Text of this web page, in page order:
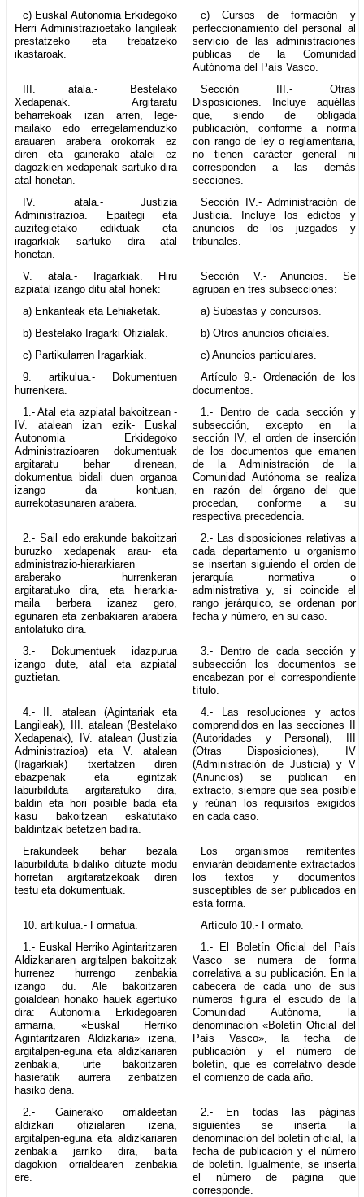
c) Euskal Autonomia Erkidegoko
Herri Administrazioetako langileak
prestatzeko eta trebatzeko
ikastaroak.
c) Cursos de formación y
perfeccionamiento del personal al
servicio de las administraciones
públicas de la Comunidad
Autónoma del País Vasco.
III. atala.- Bestelako
Xedapenak. Argitaratu
beharrekoak izan arren, lege-
mailako edo erregelamenduzko
arauaren arabera orokorrak ez
diren eta gainerako atalei ez
dagozkien xedapenak sartuko dira
atal honetan.
Sección III.- Otras
Disposiciones. Incluye aquéllas
que, siendo de obligada
publicación, conforme a norma
con rango de ley o reglamentaria,
no tienen carácter general ni
corresponden a las demás
secciones.
IV. atala.- Justizia
Administrazioa. Epaitegi eta
auzitegietako ediktuak eta
iragarkiak sartuko dira atal
honetan.
Sección IV.- Administración de
Justicia. Incluye los edictos y
anuncios de los juzgados y
tribunales.
V. atala.- Iragarkiak. Hiru
azpiatal izango ditu atal honek:
Sección V.- Anuncios. Se
agrupan en tres subsecciones:
a) Enkanteak eta Lehiaketak.
a) Subastas y concursos.
b) Bestelako Iragarki Ofizialak.
b) Otros anuncios oficiales.
c) Partikularren Iragarkiak.
c) Anuncios particulares.
9. artikulua.- Dokumentuen
hurrenkera.
Artículo 9.- Ordenación de los
documentos.
1.- Atal eta azpiatal bakoitzean -
IV. atalean izan ezik- Euskal
Autonomia Erkidegoko
Administrazioaren dokumentuak
argitaratu behar direnean,
dokumentua bidali duen organoa
izango da kontuan,
aurrekotasunaren arabera.
1.- Dentro de cada sección y
subsección, excepto en la
sección IV, el orden de inserción
de los documentos que emanen
de la Administración de la
Comunidad Autónoma se realiza
en razón del órgano del que
procedan, conforme a su
respectiva precedencia.
2.- Sail edo erakunde bakoitzari
buruzko xedapenak arau- eta
administrazio-hierarkiaren
araberako hurrenkeran
argitaratuko dira, eta hierarkia-
maila berbera izanez gero,
egunaren eta zenbakiaren arabera
antolatuko dira.
2.- Las disposiciones relativas a
cada departamento u organismo
se insertan siguiendo el orden de
jerarquía normativa o
administrativa y, si coincide el
rango jerárquico, se ordenan por
fecha y número, en su caso.
3.- Dokumentuek idazpurua
izango dute, atal eta azpiatal
guztietan.
3.- Dentro de cada sección y
subsección los documentos se
encabezan por el correspondiente
título.
4.- II. atalean (Agintariak eta
Langileak), III. atalean (Bestelako
Xedapenak), IV. atalean (Justizia
Administrazioa) eta V. atalean
(Iragarkiak) txertatzen diren
ebazpenak eta egintzak
laburbilduta argitaratuko dira,
baldin eta hori posible bada eta
kasu bakoitzean eskatutako
baldintzak betetzen badira.
4.- Las resoluciones y actos
comprendidos en las secciones II
(Autoridades y Personal), III
(Otras Disposiciones), IV
(Administración de Justicia) y V
(Anuncios) se publican en
extracto, siempre que sea posible
y reúnan los requisitos exigidos
en cada caso.
Erakundeek behar bezala
laburbilduta bidaliko dituzte modu
horretan argitaratzekoak diren
testu eta dokumentuak.
Los organismos remitentes
enviarán debidamente extractados
los textos y documentos
susceptibles de ser publicados en
esta forma.
10. artikulua.- Formatua.
Artículo 10.- Formato.
1.- Euskal Herriko Agintaritzaren
Aldizkariaren argitalpen bakoitzak
hurrenez hurrengo zenbakia
izango du. Ale bakoitzaren
goialdean honako hauek agertuko
dira: Autonomia Erkidegoaren
armarria, «Euskal Herriko
Agintaritzaren Aldizkaria» izena,
argitalpen-eguna eta aldizkariaren
zenbakia, urte bakoitzaren
hasieratik aurrera zenbatzen
hasiko dena.
1.- El Boletín Oficial del País
Vasco se numera de forma
correlativa a su publicación. En la
cabecera de cada uno de sus
números figura el escudo de la
Comunidad Autónoma, la
denominación «Boletín Oficial del
País Vasco», la fecha de
publicación y el número de
boletín, que es correlativo desde
el comienzo de cada año.
2.- Gainerako orrialdeetan
aldizkari ofizialaren izena,
argitalpen-eguna eta aldizkariaren
zenbakia jarriko dira, baita
dagokion orrialdearen zenbakia
ere.
2.- En todas las páginas
siguientes se inserta la
denominación del boletín oficial, la
fecha de publicación y el número
de boletín. Igualmente, se inserta
el número de página que
corresponde.